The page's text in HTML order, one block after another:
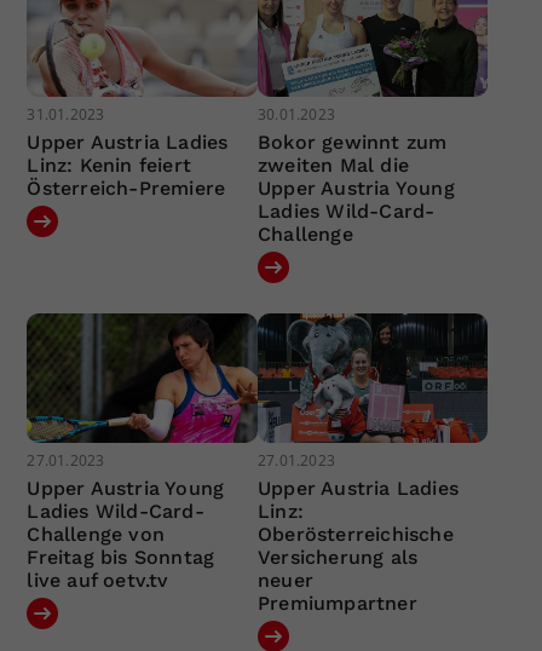
31.01.2023
Upper Austria Ladies
Linz: Kenin feiert
Österreich-Premiere
30.01.2023
Bokor gewinnt zum
zweiten Mal die
Upper Austria Young
Ladies Wild-Card-
Challenge
27.01.2023
Upper Austria Young
Ladies Wild-Card-
Challenge von
Freitag bis Sonntag
live auf oetv.tv
27.01.2023
Upper Austria Ladies
Linz:
Oberösterreichische
Versicherung als
neuer
Premiumpartner